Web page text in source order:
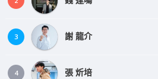
3 謝 龍介
4 張 炘培